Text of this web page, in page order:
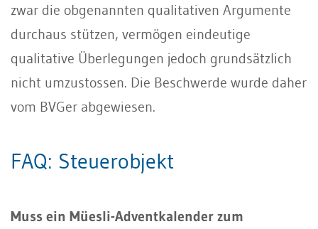
zwar die obgenannten qualitativen Argumente
durchaus stützen, vermögen eindeutige
qualitative Überlegungen jedoch grundsätzlich
nicht umzustossen. Die Beschwerde wurde daher
vom BVGer abgewiesen.
FAQ: Steuerobjekt
Muss ein Müesli-Adventkalender zum